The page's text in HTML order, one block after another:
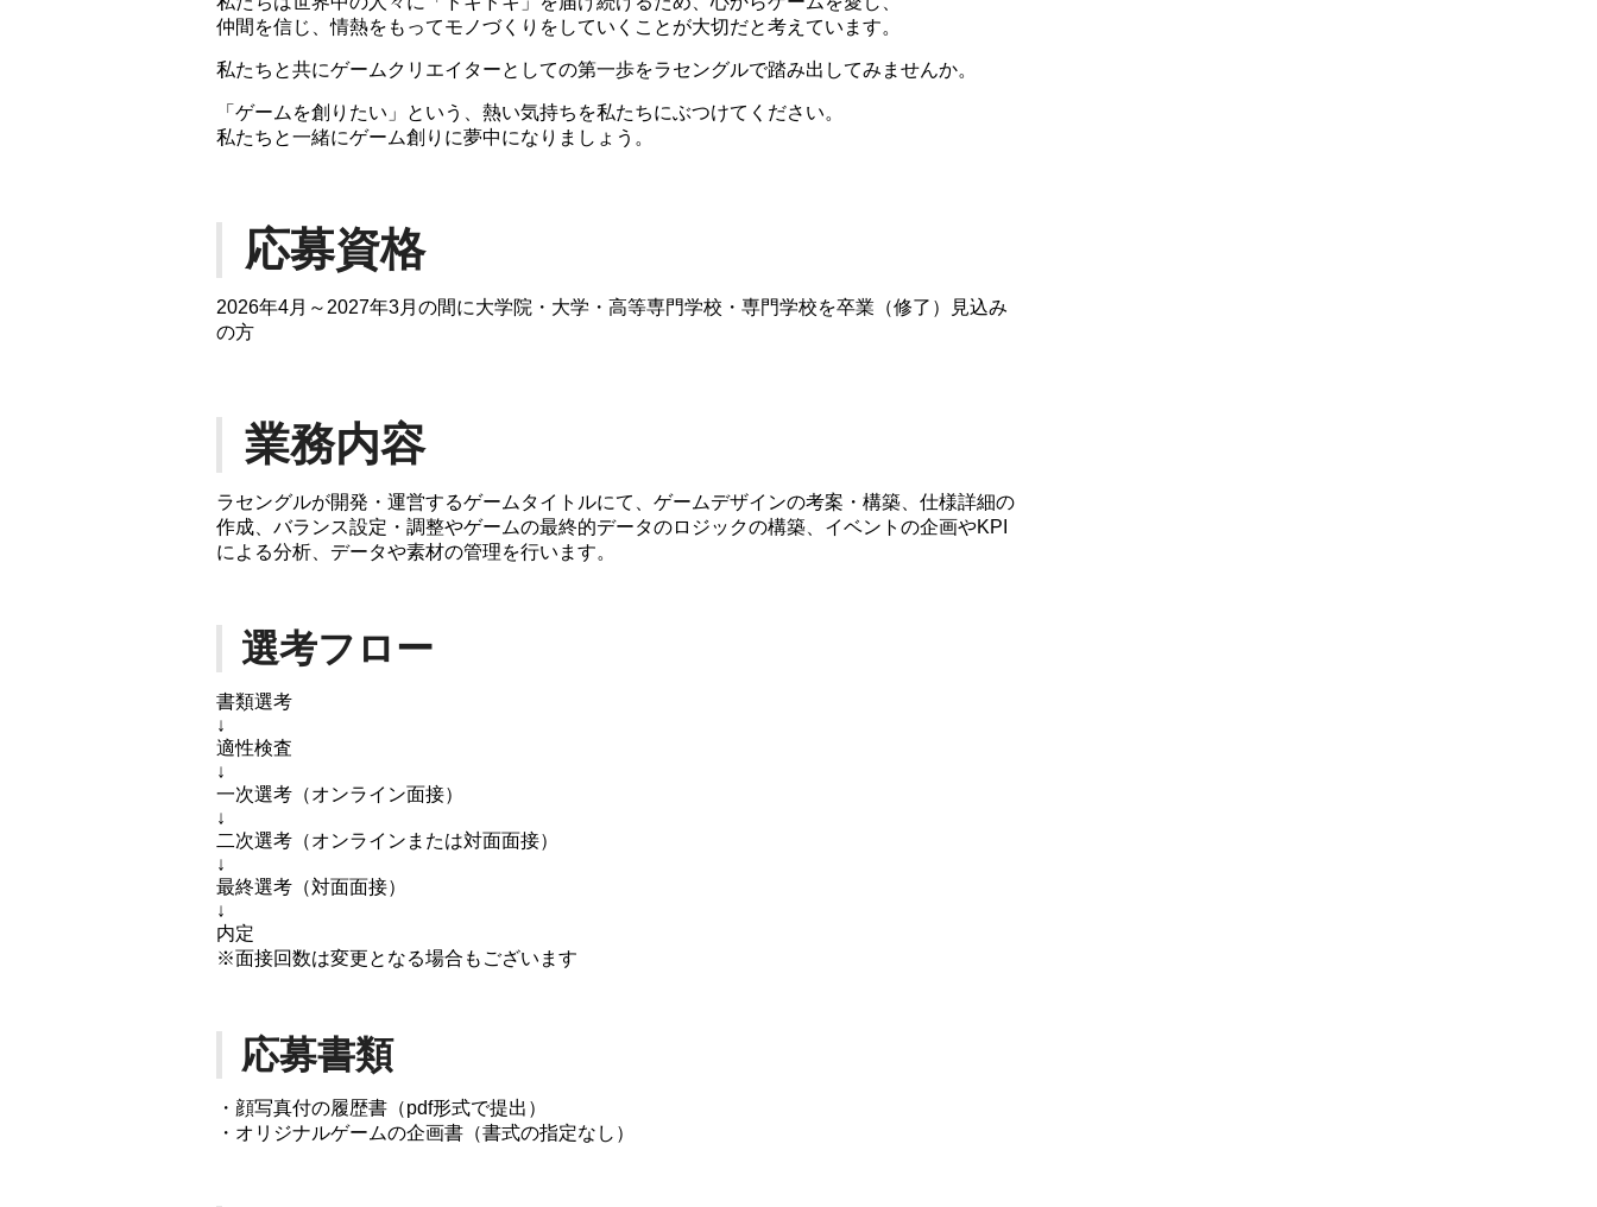
仲間を信じ、情熱をもってモノづくりをしていくことが大切だと考えています。
私たちと共にゲームクリエイターとしての第一歩をラセングルで踏み出してみませんか。
「ゲームを創りたい」という、熱い気持ちを私たちにぶつけてください。
私たちと一緒にゲーム創りに夢中になりましょう。
応募資格
2026年4月～2027年3月の間に大学院・大学・高等専門学校・専門学校を卒業（修了）見込み
の方
業務内容
ラセングルが開発・運営するゲームタイトルにて、ゲームデザインの考案・構築、仕様詳細の
作成、バランス設定・調整やゲームの最終的データのロジックの構築、イベントの企画やKPI
による分析、データや素材の管理を行います。
選考フロー
書類選考
↓
適性検査
↓
一次選考（オンライン面接）
↓
二次選考（オンラインまたは対面面接）
↓
最終選考（対面面接）
↓
内定
※面接回数は変更となる場合もございます
応募書類
・顔写真付の履歴書（pdf形式で提出）
・オリジナルゲームの企画書（書式の指定なし）